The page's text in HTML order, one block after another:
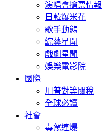
演唱會搶票情報
日韓爆米花
歌手動態
綜藝星聞
戲劇星聞
娛樂電影院
國際
川普對等關稅
全球必讀
社會
毒駕連爆